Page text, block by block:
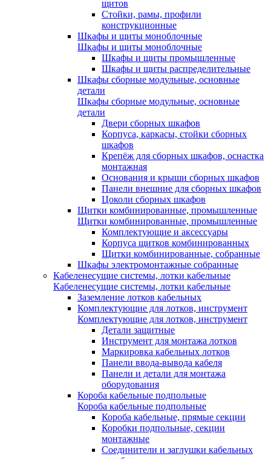
щитов
Стойки, рамы, профили
конструкционные
Шкафы и щиты моноблочные
Шкафы и щиты моноблочные
Шкафы и щиты промышленные
Шкафы и щиты распределительные
Шкафы сборные модульные, основные
детали
Шкафы сборные модульные, основные
детали
Двери сборных шкафов
Корпуса, каркасы, стойки сборных
шкафов
Крепёж для сборных шкафов, оснастка
монтажная
Основания и крыши сборных шкафов
Панели внешние для сборных шкафов
Цоколи сборных шкафов
Щитки комбинированные, промышленные
Щитки комбинированные, промышленные
Комплектующие и аксессуары
Корпуса щитков комбинированных
Щитки комбинированные, собранные
Шкафы электромонтажные собранные
Кабеленесущие системы, лотки кабельные
Кабеленесущие системы, лотки кабельные
Заземление лотков кабельных
Комплектующие для лотков, инструмент
Комплектующие для лотков, инструмент
Детали защитные
Инструмент для монтажа лотков
Маркировка кабельных лотков
Панели ввода-вывода кабеля
Панели и детали для монтажа
оборудования
Короба кабельные подпольные
Короба кабельные подпольные
Короба кабельные, прямые секции
Коробки подпольные, секции
монтажные
Соединители и заглушки кабельных